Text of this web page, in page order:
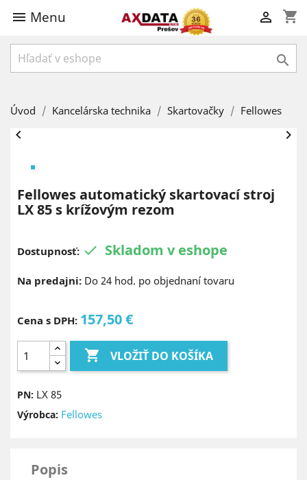
 Menu shopping_cart


Úvod Kancelárska technika Skartovačky Fellowes
 
Fellowes automatický skartovací stroj
LX 85 s krížovým rezom
Dostupnosť:  Skladom v eshope
Na predajni: Do 24 hod. po objednaní tovaru
Cena s DPH: 157,50 €
 VLOŽIŤ DO KOŠÍKA
PN: LX 85
Výrobca: Fellowes
Popis